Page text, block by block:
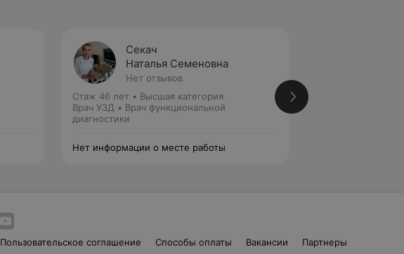
Секач
Наталья Семеновна
Нет отзывов
Стаж 46 лет • Высшая категория
Врач УЗД • Врач функциональной
диагностики
Нет информации о месте работы
Пользовательское соглашение Способы оплаты Вакансии Партнеры